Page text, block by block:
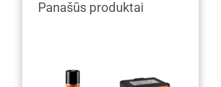
Panašūs produktai